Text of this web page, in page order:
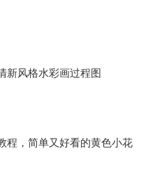
新风格水彩画过程图
程，简单又好看的黄色小花